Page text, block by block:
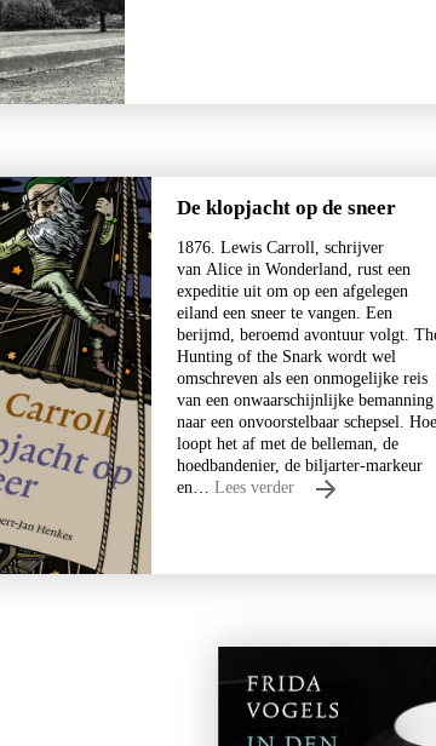
De klopjacht op de sneer
1876. Lewis Carroll, schrijver
van Alice in Wonderland, rust een
expeditie uit om op een afgelegen
eiland een sneer te vangen. Een
berijmd, beroemd avontuur volgt.
Hunting of the Snark wordt wel
omschreven als een onmogelijke reis
van een onwaarschijnlijke bemanning
naar een onvoorstelbaar schepsel. Hoe
loopt het af met de belleman, de
hoedbandenier, de biljarter-markeur
en… Lees verder